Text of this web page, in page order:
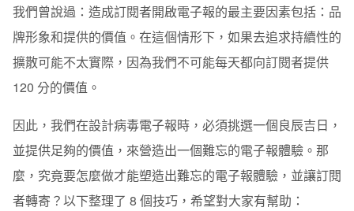
我們曾說過：造成訂閱者開啟電子報的最主要因素包括：品
牌形象和提供的價值。在這個情形下，如果去追求持續性的
擴散可能不太實際，因為我們不可能每天都向訂閱者提供
120 分的價值。
因此，我們在設計病毒電子報時，必須挑選一個良辰吉日，
並提供足夠的價值，來營造出一個難忘的電子報體驗。那
麼，究竟要怎麼做才能塑造出難忘的電子報體驗，並讓訂閱
者轉寄？以下整理了 8 個技巧，希望對大家有幫助：